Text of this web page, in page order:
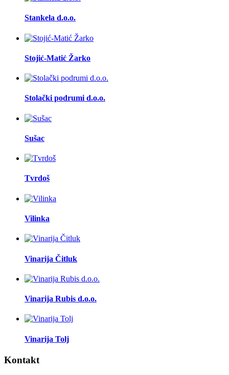
Stankela d.o.o.
Stojić-Matić Žarko
Stolački podrumi d.o.o.
Sušac
Tvrdoš
Vilinka
Vinarija Čitluk
Vinarija Rubis d.o.o.
Vinarija Tolj
Kontakt